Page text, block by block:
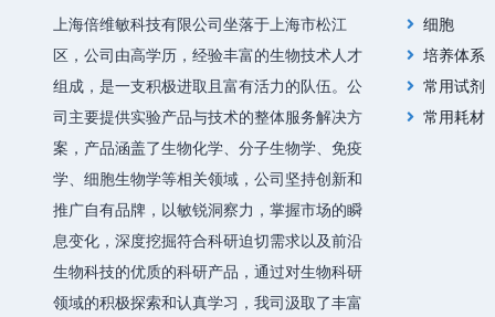
上海倍维敏科技有限公司坐落于上海市松江
区，公司由高学历，经验丰富的生物技术人才
组成，是一支积极进取且富有活力的队伍。公
司主要提供实验产品与技术的整体服务解决方
案，产品涵盖了生物化学、分子生物学、免疫
学、细胞生物学等相关领域，公司坚持创新和
推广自有品牌，以敏锐洞察力，掌握市场的瞬
息变化，深度挖掘符合科研迫切需求以及前沿
生物科技的优质的科研产品，通过对生物科研
领域的积极探索和认真学习，我司汲取了丰富
细胞
培养体系
常用试剂
常用耗材